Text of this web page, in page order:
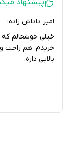
پیشنهاد میکنم
امیر داداش زاده:
خیلی خوشحالم که
خریدم، هم راحت و
بالایی داره.